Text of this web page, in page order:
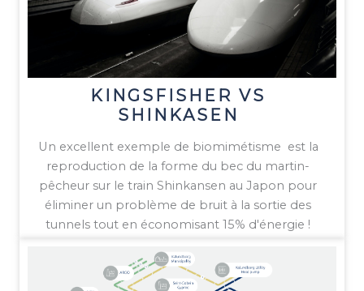
KINGSFISHER VS
SHINKASEN
Un excellent exemple de biomimétisme est la
reproduction de la forme du bec du martin-
pêcheur sur le train Shinkansen au Japon pour
éliminer un problème de bruit à la sortie des
tunnels tout en économisant 15% d'énergie !